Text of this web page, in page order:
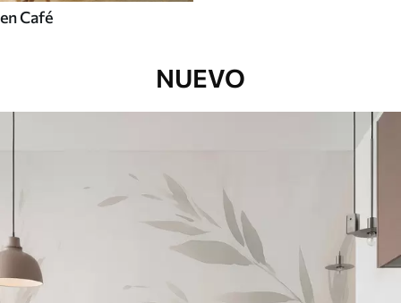
en Café
NUEVO